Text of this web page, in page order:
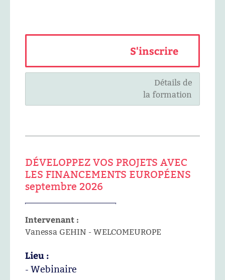
S'inscrire
Détails de
la formation
DÉVELOPPEZ VOS PROJETS AVEC
LES FINANCEMENTS EUROPÉENS
septembre 2026
Intervenant :
Vanessa GEHIN - WELCOMEUROPE
Lieu :
- Webinaire